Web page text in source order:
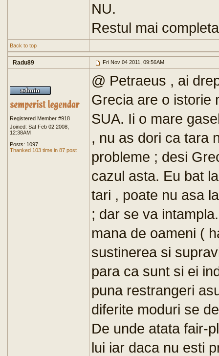
NU.
Restul mai
Back to top
Radu89 Fri Nov 04 2011, 09:56AM
Registered Member #918
Joined: Sat Feb 02 2008,
12:38AM
Posts: 1097
Thanked 103 time in 87 post
@ Petraeus , ai
Grecia are o istorie
SUA. Ii o mare
, nu as dori ca tara
probleme ; desi
cazul asta. Eu bat
tari , poate nu asa
; dar se va
mana de oameni (
sustinerea si
para ca sunt si ei
puna restrangeri
diferite moduri se
De unde atata fair-
lui iar daca nu esti